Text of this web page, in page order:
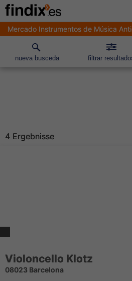
Mercado Instrumentos de Música
nueva busceda filtrar
4 Ergebnisse
Violoncello Klotz
08023 Barcelona